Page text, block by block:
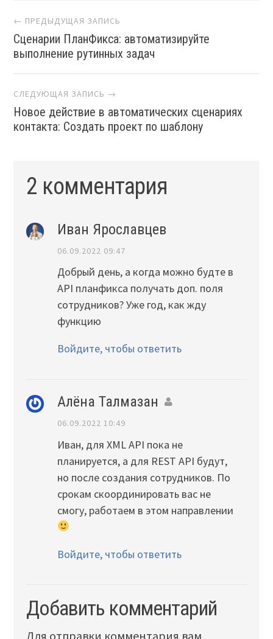
Навигация
← ПРЕДЫДУЩАЯ ЗАПИСЬ
Сценарии ПланФикса: автоматизируйте
выполнение рутинных задач
СЛЕДУЮЩАЯ ЗАПИСЬ →
Новое действие в автоматических сценариях
контакта: Создать проект по шаблону
2 комментария
Иван Ярославцев
06.09.2022 09:47
Добрый день, а когда можно будте в
API планфикса получать доп. поля
сотрудников? Уже год, как жду
функцию
Войдите, чтобы ответить
Алёна Талмазан
06.09.2022 10:49
Иван, для XML АPI пока не
планируется, а для REST АPI будут,
но после создания сотрудников. По
срокам скоординировать вас не
смогу, работаем в этом направлении
Войдите, чтобы ответить
Добавить комментарий
Для отправки комментария вам